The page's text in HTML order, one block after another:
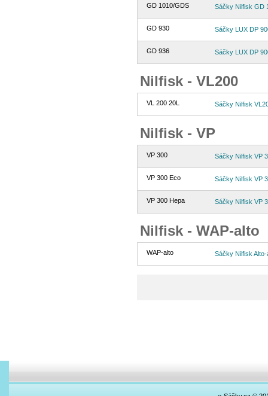
GD 1010/GDS Sáčky Nilfisk GD
GD 930 Sáčky LUX DP
GD 936 Sáčky LUX DP
Nilfisk - VL200
VL 200 20L Sáčky Nilfisk
Nilfisk - VP
VP 300 Sáčky Nilfisk VP
VP 300 Eco Sáčky Nilfisk VP
VP 300 Hepa Sáčky Nilfisk VP
Nilfisk - WAP-alto
WAP-alto Sáčky Nilfisk